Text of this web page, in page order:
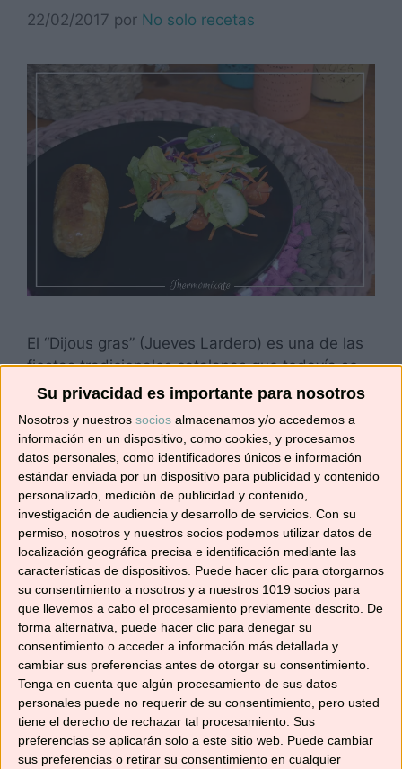
Su privacidad es importante para nosotros
Nosotros y nuestros socios almacenamos y/o accedemos a
información en un dispositivo, como cookies, y procesamos
datos personales, como identificadores únicos e información
estándar enviada por un dispositivo para publicidad y contenido
personalizado, medición de publicidad y contenido,
investigación de audiencia y desarrollo de servicios. Con su
permiso, nosotros y nuestros socios podemos utilizar datos de
localización geográfica precisa e identificación mediante las
características de dispositivos. Puede hacer clic para otorgarnos
su consentimiento a nosotros y a nuestros 1019 socios para
que llevemos a cabo el procesamiento previamente descrito. De
forma alternativa, puede hacer clic para denegar su
consentimiento o acceder a información más detallada y
cambiar sus preferencias antes de otorgar su consentimiento.
Tenga en cuenta que algún procesamiento de sus datos
personales puede no requerir de su consentimiento, pero usted
tiene el derecho de rechazar tal procesamiento. Sus
preferencias se aplicarán solo a este sitio web. Puede cambiar
sus preferencias o retirar su consentimiento en cualquier
22/02/2017 por No solo recetas
El “Dijous gras” (Jueves Lardero) es una de las
fiestas tradicionales catalanas que todavía se
conservan con gran éxito. Se celebra el jueves
celebraciones. Los productos que
tradicionalmente se consumen son la tortilla, la
butifarra de huevo y de postre la coca de
llardons. Esta no …Leer más
Categorías
Recetas con Thermomix,Recetas de carnes
Etiquetas
botifarra,cocina al vapor, cuina catalana,
dijous gras,jueves lardero ,robot de cocina
Tm31 ,Tm5,TM6,Varoma
Deja un comentario